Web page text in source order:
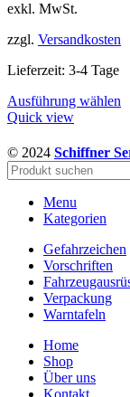
exkl. MwSt.
zzgl. Versandkosten
Lieferzeit: 3-4 Tage
Ausführung wählen
auf
Quick view
© 2024 Schiffner
Menu
Kategorien
Gefahrzeichen
Vorschriften
Verpackung
Warntafeln
Home
Shop
Über uns
Kontakt